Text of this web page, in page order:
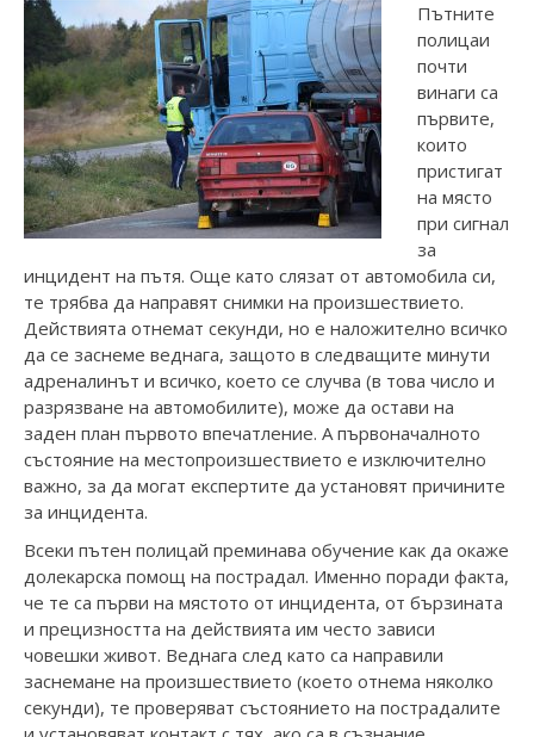
Пътните
полицаи
почти
винаги са
първите,
които
пристигат
на място
при сигнал
за
инцидент на пътя. Още като слязат от автомобила си,
те трябва да направят снимки на произшествието.
Действията отнемат секунди, но е наложително всичко
да се заснеме веднага, защото в следващите минути
адреналинът и всичко, което се случва (в това число и
разрязване на автомобилите), може да остави на
заден план първото впечатление. А първоначалното
състояние на местопроизшествието е изключително
важно, за да могат експертите да установят причините
за инцидента.
Всеки пътен полицай преминава обучение как да окаже
долекарска помощ на пострадал. Именно поради факта,
че те са първи на мястото от инцидента, от бързината
и прецизността на действията им често зависи
човешки живот. Веднага след като са направили
заснемане на произшествието (което отнема няколко
секунди), те проверяват състоянието на пострадалите